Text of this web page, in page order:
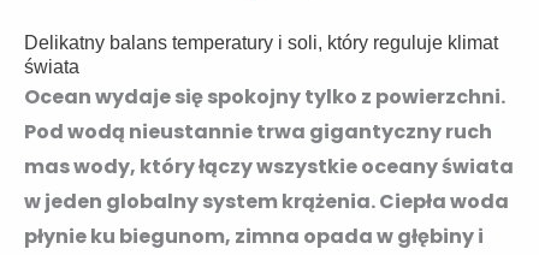
Delikatny balans temperatury i soli, który reguluje klimat
świata
Ocean wydaje się spokojny tylko z powierzchni.
Pod wodą nieustannie trwa gigantyczny ruch
mas wody, który łączy wszystkie oceany świata
w jeden globalny system krążenia. Ciepła woda
płynie ku biegunom, zimna opada w głębiny i